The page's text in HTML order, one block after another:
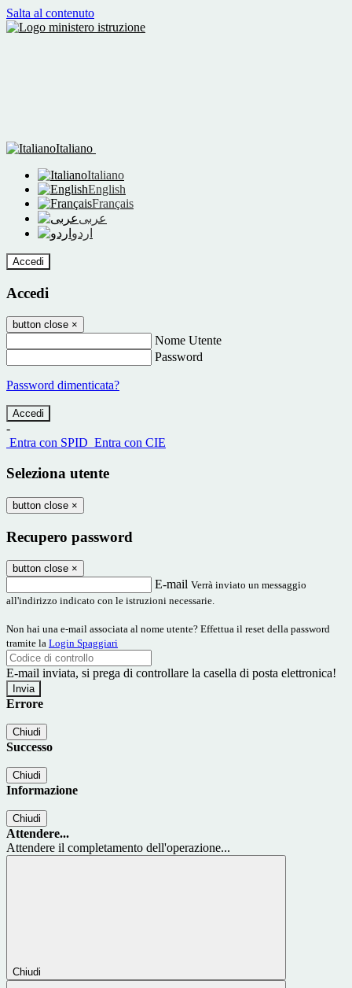
Salta al contenuto
Italiano
Italiano
English
Français
عربى
اردو
Accedi
Accedi
button close ×
Nome Utente
Password
Password dimenticata?
-
Entra con SPID Entra con CIE
Seleziona utente
button close ×
Recupero password
button close ×
E-mail Verrà inviato un messaggio
all'indirizzo indicato con le istruzioni necessarie.
Non hai una e-mail associata al nome utente? Effettua il reset della password
tramite la Login Spaggiari
E-mail inviata, si prega di controllare la casella di posta elettronica!
Errore
Chiudi
Successo
Chiudi
Informazione
Chiudi
Attendere...
Attendere il completamento dell'operazione...
Chiudi